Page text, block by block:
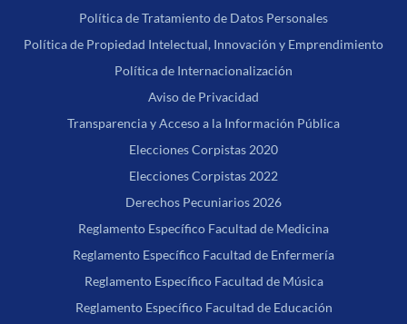
Política de Tratamiento de Datos Personales
Política de Propiedad Intelectual, Innovación y Emprendimiento
Política de Internacionalización
Aviso de Privacidad
Transparencia y Acceso a la Información Pública
Elecciones Corpistas 2020
Elecciones Corpistas 2022
Derechos Pecuniarios 2026
Reglamento Específico Facultad de Medicina
Reglamento Específico Facultad de Enfermería
Reglamento Específico Facultad de Música
Reglamento Específico Facultad de Educación